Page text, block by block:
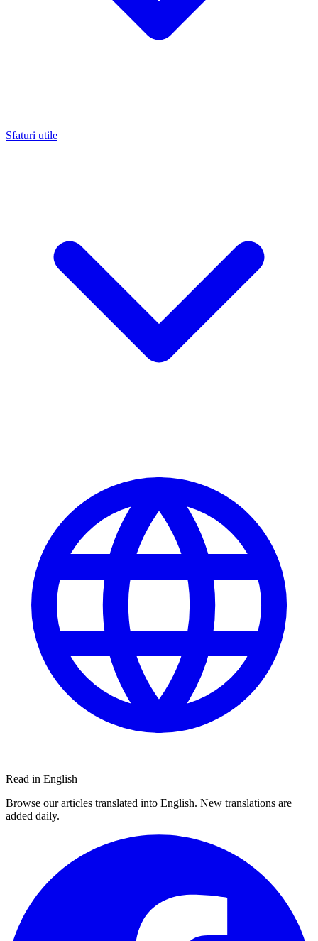
Sfaturi utile
Read in English
Browse our articles translated into English. New translations are
added daily.